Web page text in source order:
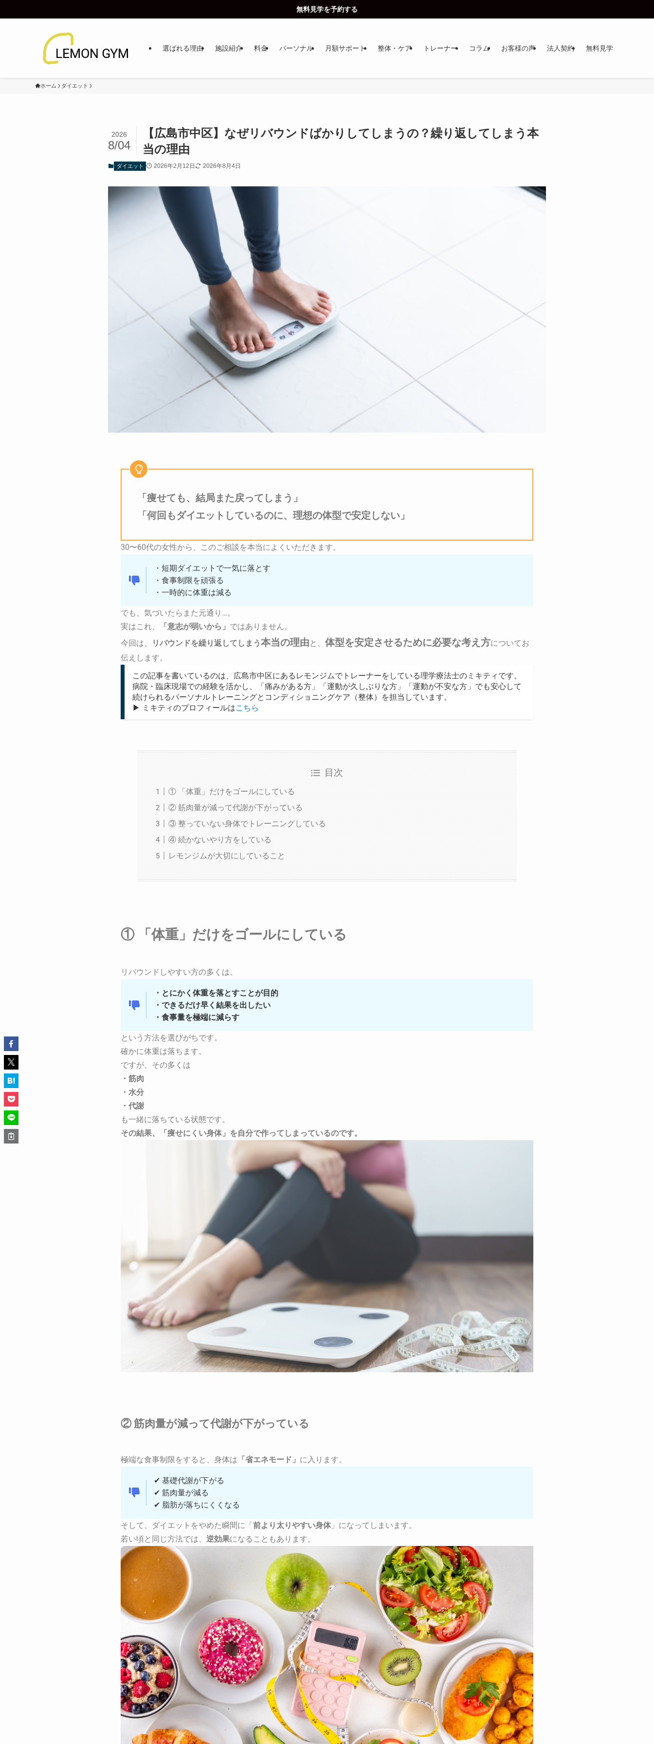
無料見学を予約する
選ばれる理由 施設紹介 料金 パーソナル 月額サポート 整体・ケア トレーナー コラム お客様の声 法人契約 無料見学
ホーム ダイエット
【広島市中区】なぜリバウンドばかりしてしまうの？繰り返してしまう本
当の理由
2026
8/04
ダイエット 2026年2月12日 2026年8月4日
「痩せても、結局また戻ってしまう」
「何回もダイエットしているのに、理想の体型で安定しない」
30〜60代の女性から、このご相談を本当によくいただきます。
・短期ダイエットで一気に落とす
・食事制限を頑張る
・一時的に体重は減る
でも、気づいたらまた元通り…。
実はこれ、
「意志が弱いから」 ではありません。
今回は、
リバウンドを繰り返してしまう本当の理由 と、 体型を安定させるために必要な考え方についてお
伝えします。
この記事を書いているのは、広島市中区にあるレモンジムでトレーナーをしている理学療法士のミキティです。
病院・臨床現場での経験を活かし、「痛みがある方」「運動が久しぶりな方」「運動が不安な方」でも安心して
続けられるパーソナルトレーニングとコンディショニングケア（整体）を担当しています。
▶ ミキティのプロフィールはこちら
目次
① 「体重」だけをゴールにしている
② 筋肉量が減って代謝が下がっている
③ 整っていない身体でトレーニングしている
④ 続かないやり方をしている
レモンジムが大切にしていること
① 「体重」だけをゴールにしている
リバウンドしやすい方の多くは、
・とにかく体重を落とすことが目的
・できるだけ早く結果を出したい
・食事量を極端に減らす
という方法を選びがちです。
確かに体重は落ちます。
ですが、その多くは
・筋肉
・水分
・代謝
も一緒に落ちている状態です。
その結果、
「痩せにくい身体」 を自分で作ってしまっているのです。
② 筋肉量が減って代謝が下がっている
極端な食事制限をすると、身体は 「省エネモード」 に入ります。
✔ 基礎代謝が下がる
✔ 筋肉量が減る
✔ 脂肪が落ちにくくなる
そして、ダイエットをやめた瞬間に「前より太りやすい身体」になってしまいます。
若い頃と同じ方法では、 逆効果になることもあります。